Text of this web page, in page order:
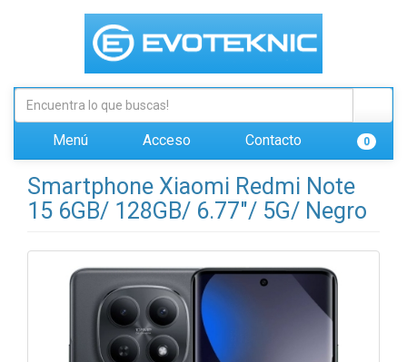
Menú Acceso Contacto 0
Smartphone Xiaomi Redmi Note
15 6GB/ 128GB/ 6.77"/ 5G/ Negro